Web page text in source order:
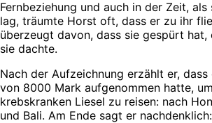
Fernbeziehung und auch in der Zeit, als
lag, träumte Horst oft, dass er zu ihr
überzeugt davon, dass sie gespürt hat,
sie dachte.
Nach der Aufzeichnung erzählt er,
von 8000 Mark aufgenommen hatte,
krebskranken Liesel zu reisen: nach
und Bali. Am Ende sagt er nachdenklich: